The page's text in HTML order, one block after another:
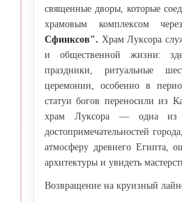
священные дворы, которые
храмовым комплексом
Сфинксов". Храм Луксора
и общественной жизни:
праздники, ритуальные
церемонии, особенно в
статуи богов переносили из
храм Луксора — одна из
достопримечательностей
атмосферу древнего Египта,
архитектуры и увидеть
Возвращение на круизный